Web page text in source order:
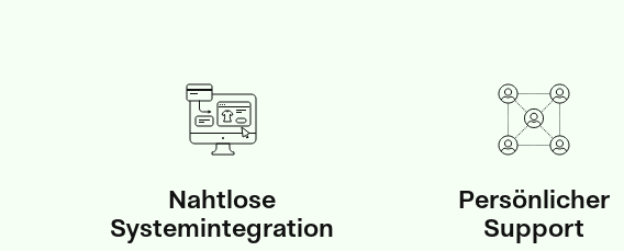
Nahtlose
Systemintegration
Persönlicher
Support